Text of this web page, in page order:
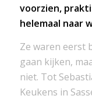
voorzien,
helemaal naar
Ze waren eerst
gaan kijken,
niet. Tot
Keukens in